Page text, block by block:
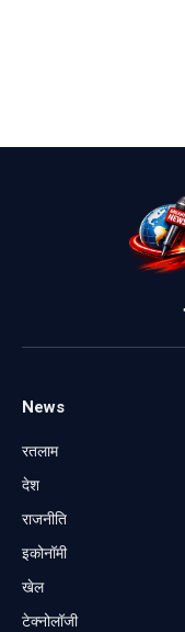
News
रतलाम
⁠देश
राजनीति
⁠इकोनॉमी
खेल
टेक्नोलॉजी